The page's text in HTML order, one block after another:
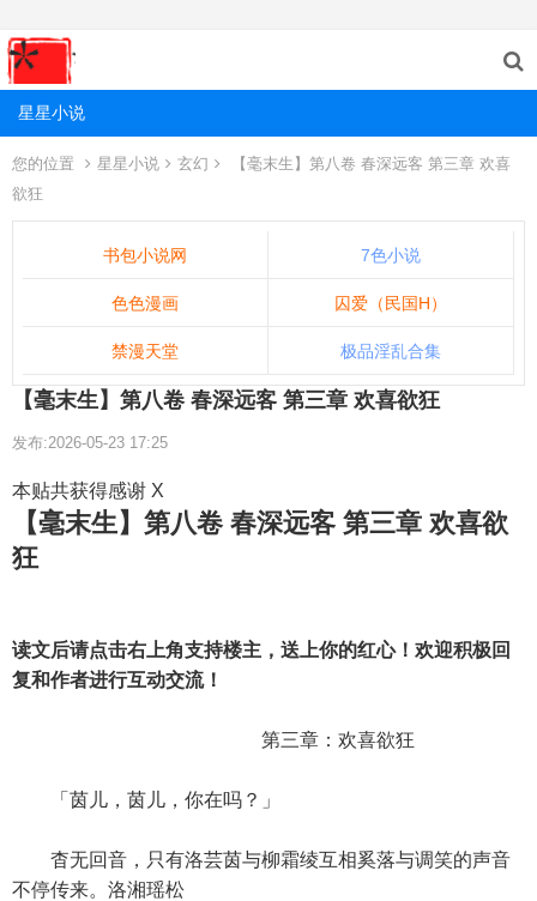
星星小说
您的位置 星星小说 玄幻
【毫末生】第八卷 春深远客 第三章 欢喜
欲狂
书包小说网 7色小说
色色漫画 囚爱（民国H）
禁漫天堂 极品淫乱合集
【毫末生】第八卷 春深远客 第三章 欢喜欲狂
发布:2026-05-23 17:25
本贴共获得感谢 X
【毫末生】第八卷 春深远客 第三章 欢喜欲
狂
读文后请点击右上角支持楼主，送上你的红心！欢迎积极回
复和作者进行互动交流！
第三章：欢喜欲狂
「茵儿，茵儿，你在吗？」
杳无回音，只有洛芸茵与柳霜绫互相奚落与调笑的声音
不停传来。洛湘瑶松